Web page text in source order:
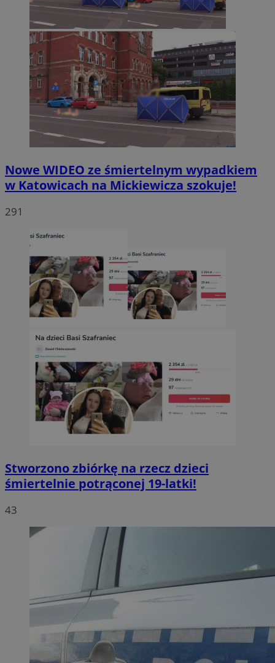
Nowe WIDEO ze śmiertelnym wypadkiem
w Katowicach na Mickiewicza szokuje!
291
Stworzono zbiórkę na rzecz dzieci
śmiertelnie potrąconej 19-latki!
43